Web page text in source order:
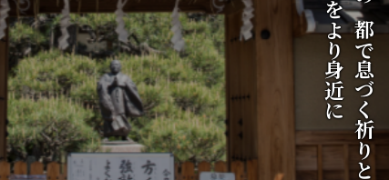
千年の都で息づく祈りと
伝統をより身近に